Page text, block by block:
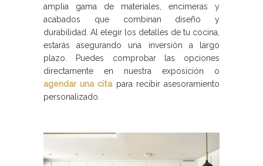
amplia gama de materiales, encimeras y
acabados que combinan diseño y
durabilidad. Al elegir los detalles de tu cocina,
estarás asegurando una inversión a largo
plazo. Puedes comprobar las opciones
directamente en nuestra exposición o
agendar una citapara recibir asesoramiento
personalizado.